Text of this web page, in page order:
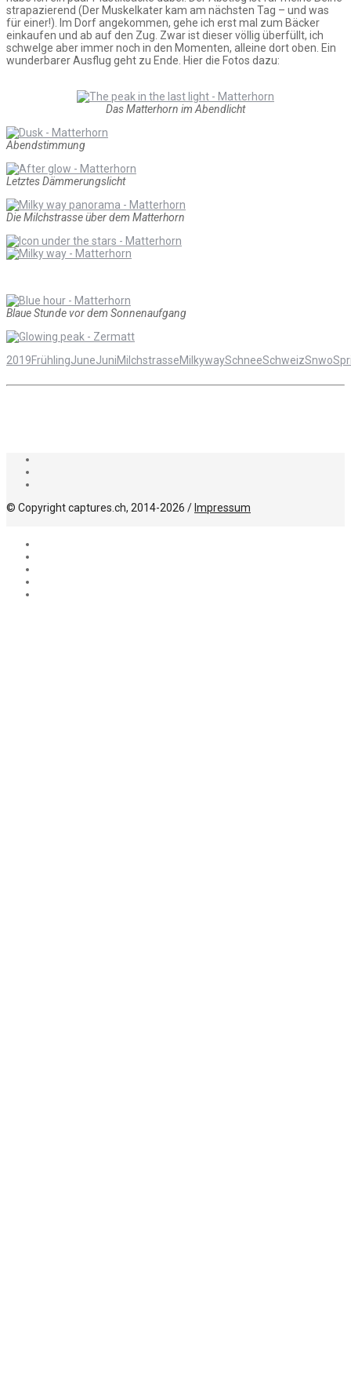
strapazierend (Der Muskelkater kam am nächsten Tag – und was
für einer!). Im Dorf angekommen, gehe ich erst mal zum Bäcker
einkaufen und ab auf den Zug. Zwar ist dieser völlig überfüllt, ich
schwelge aber immer noch in den Momenten, alleine dort oben. Ein
wunderbarer Ausflug geht zu Ende. Hier die Fotos dazu:
Das Matterhorn im Abendlicht
Abendstimmung
Letztes Dämmerungslicht
Die Milchstrasse über dem Matterhorn
Blaue Stunde vor dem Sonnenaufgang
2019FrühlingJuneJuniMilchstrasseMilkywaySchneeSchweizSnwo
© Copyright captures.ch, 2014-2026 / Impressum